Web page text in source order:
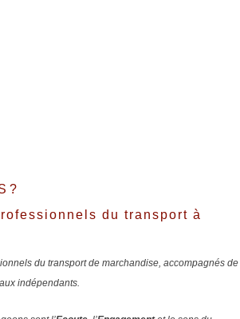
?
du transport à
du transport de marchandise, accompagnés de
indépendants.